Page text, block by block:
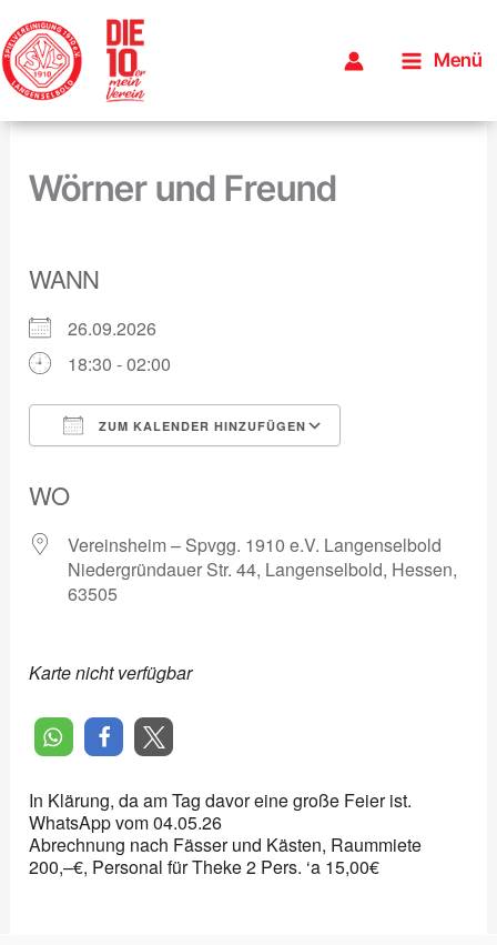
springen
Inhalt
springen
Menü
Geburtstagsfeier Ralf
Wörner und Freund
WANN
26.09.2026
18:30 - 02:00
ZUM KALENDER HINZUFÜGEN
WO
Vereinsheim – Spvgg. 1910 e.V. Langenselbold
Niedergründauer Str. 44, Langenselbold, Hessen,
63505
Karte nicht verfügbar
In Klärung, da am Tag davor eine große Feier ist.
WhatsApp vom 04.05.26
Abrechnung nach Fässer und Kästen, Raummiete
200,–€, Personal für Theke 2 Pers. ‘a 15,00€